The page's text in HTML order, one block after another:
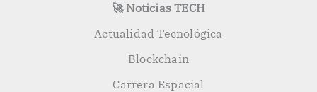
🚀 Noticias TECH
Actualidad Tecnológica
Blockchain
Carrera Espacial